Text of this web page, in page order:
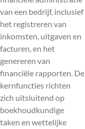
van een bedrijf, inclusief
het registreren van
inkomsten, uitgaven en
facturen, en het
genereren van
financiële rapporten. De
kernfuncties richten
zich uitsluitend op
boekhoudkundige
taken en wettelijke